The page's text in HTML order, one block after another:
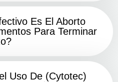
Es El Aborto
Para Terminar
Uso De (Cytotec)